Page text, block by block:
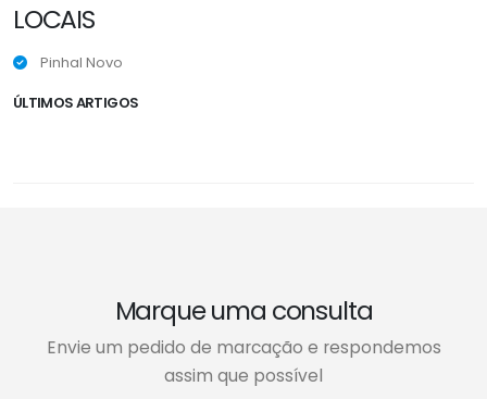
LOCAIS
Pinhal Novo
ÚLTIMOS ARTIGOS
Marque uma consulta
Envie um pedido de marcação e respondemos
assim que possível